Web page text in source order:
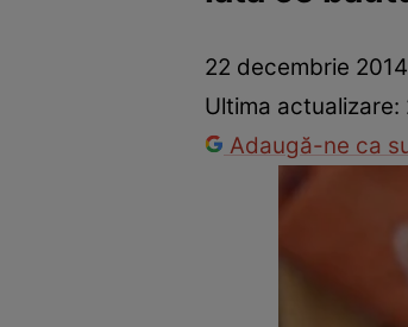
Prevenție și tratamentRemedii naturiste
22 decembrie
Ultima actualizare:
Adaugă-ne ca